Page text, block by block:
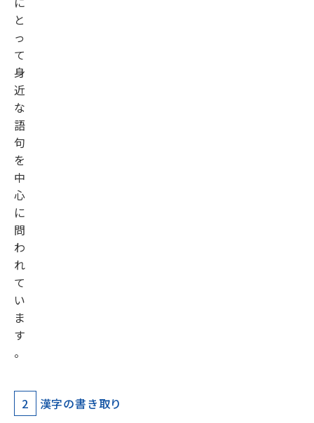
と
っ
て
身
近
な
語
句
を
中
心
に
問
わ
れ
て
い
ま
す
。
2
漢字の書き取り